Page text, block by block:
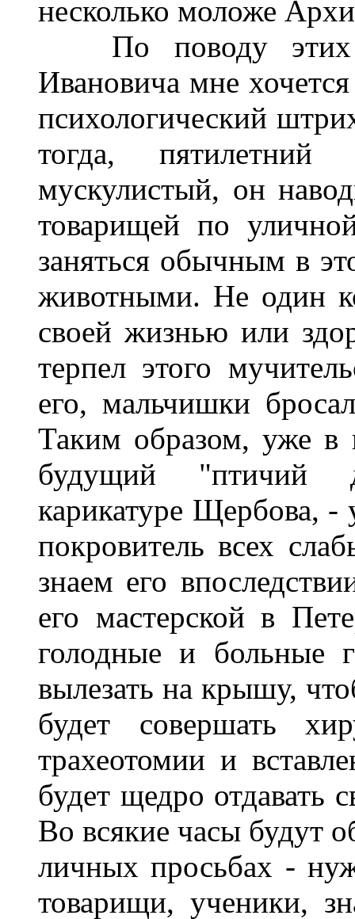
несколько моложе
По поводу этих
Ивановича мне
психологический
тогда,
мускулистый, он
товарищей по
заняться обычным в
животными. Не один
своей жизнью или
терпел этого
его, мальчишки
Таким образом, уже в
будущий "птичий
карикатуре Щербова, -
покровитель всех
знаем его
его мастерской в
голодные и больные
вылезать на крышу,
будет совершать
трахеотомии и
будет щедро отдавать
Во всякие часы будут
личных просьбах -
товарищи, ученики,